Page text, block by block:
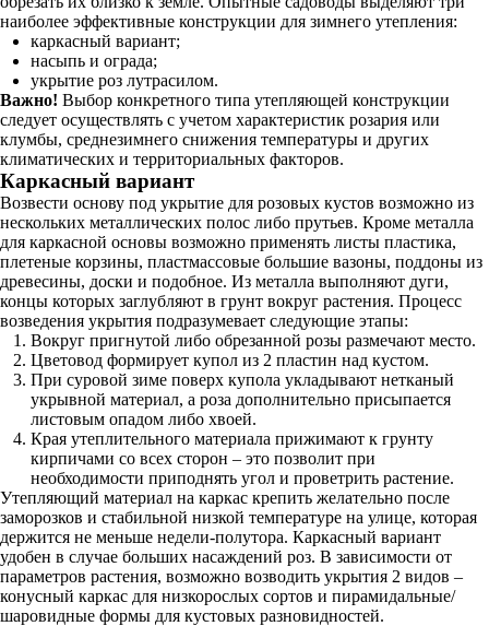
наиболее эффективные конструкции для зимнего утепления:
каркасный вариант;
насыпь и ограда;
укрытие роз лутрасилом.
Важно! Выбор конкретного типа утепляющей конструкции
следует осуществлять с учетом характеристик розария или
клумбы, среднезимнего снижения температуры и других
климатических и территориальных факторов.
Каркасный вариант
Возвести основу под укрытие для розовых кустов возможно из
нескольких металлических полос либо прутьев. Кроме металла
для каркасной основы возможно применять листы пластика,
плетеные корзины, пластмассовые большие вазоны, поддоны из
древесины, доски и подобное. Из металла выполняют дуги,
концы которых заглубляют в грунт вокруг растения. Процесс
возведения укрытия подразумевает следующие этапы:
Вокруг пригнутой либо обрезанной розы размечают место.
Цветовод формирует купол из 2 пластин над кустом.
При суровой зиме поверх купола укладывают нетканый
укрывной материал, а роза дополнительно присыпается
листовым опадом либо хвоей.
Края утеплительного материала прижимают к грунту
кирпичами со всех сторон – это позволит при
необходимости приподнять угол и проветрить растение.
Утепляющий материал на каркас крепить желательно после
заморозков и стабильной низкой температуре на улице, которая
держится не меньше недели-полутора. Каркасный вариант
удобен в случае больших насаждений роз. В зависимости от
параметров растения, возможно возводить укрытия 2 видов –
конусный каркас для низкорослых сортов и пирамидальные/
шаровидные формы для кустовых разновидностей.